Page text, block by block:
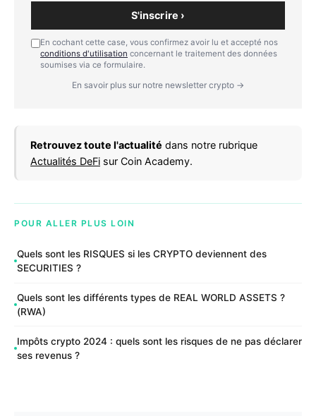
S'inscrire ›
En cochant cette case, vous confirmez avoir lu et accepté nos
conditions d'utilisation concernant le traitement des données
soumises via ce formulaire.
En savoir plus sur notre newsletter crypto →
Retrouvez toute l'actualité dans notre rubrique
Actualités DeFi sur Coin Academy.
POUR ALLER PLUS LOIN
Quels sont les RISQUES si les CRYPTO deviennent des
SECURITIES ?
Quels sont les différents types de REAL WORLD ASSETS ?
(RWA)
Impôts crypto 2024 : quels sont les risques de ne pas déclarer
ses revenus ?